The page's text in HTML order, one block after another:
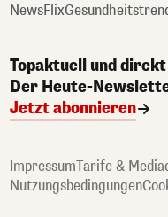
NewsFlix
Topaktuell und
Der Heute-
Jetzt abonnieren
ImpressumTarife &
Nutzungsbedingungen